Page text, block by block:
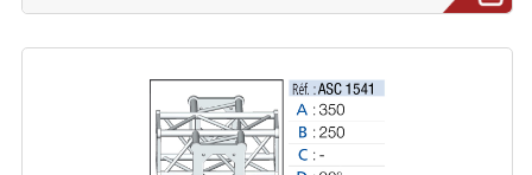
Effets Lumineux, Effets Disco
Electronique Commande Light
Blocs De Puissance